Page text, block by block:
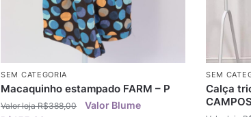
SEM CATEGORIA
Macaquinho estampado FARM – P
R$388,00
SEM
Calça